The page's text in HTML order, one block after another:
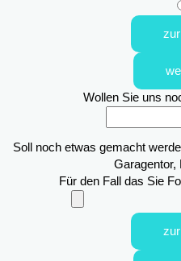
Wollen Sie uns
Soll noch etwas gemacht
Garagentor,
Für den Fall das Sie